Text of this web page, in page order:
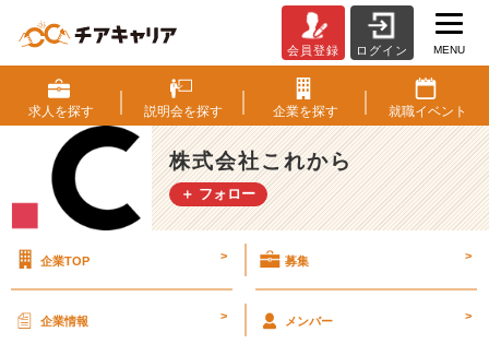
画
立
案、
広
告
提
た
会員登録 ログイン MENU
求人を探す 説明会を探す 企業を探す 就職イベント
株式会社これから
＋ フォロー
企業TOP > 募集 >
企業情報 > メンバー >